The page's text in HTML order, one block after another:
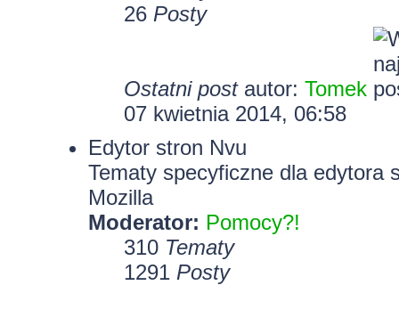
26 Posty
Ostatni postautor: Tomek
07 kwietnia 2014, 06:58
Edytor stron Nvu
Tematy specyficzne dla edytora
Mozilla
Moderator: Pomocy?!
310 Tematy
1291 Posty